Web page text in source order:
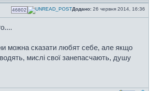
46802 Додано: 26 червня 2014, 16:36
можна сказати любят себе, але якщо
мислі свої занепасчають, душу